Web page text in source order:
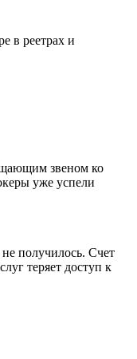
в реетрах и
звеном ко
уже успели
получилось. Счет
теряет доступ к